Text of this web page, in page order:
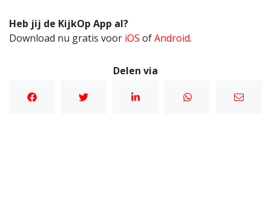
Heb jij de KijkOp App al?
Download nu gratis voor iOS ofAndroid.
Delen via